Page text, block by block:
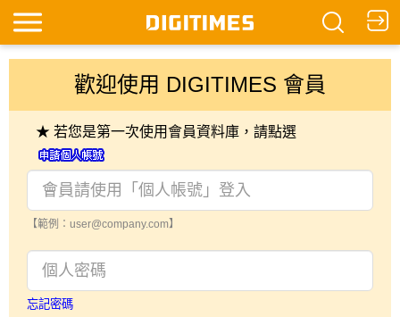
歡迎使用 DIGITIMES 會員
★ 若您是第一次使用會員資料庫，請點選
【範例：user@company.com】
忘記密碼